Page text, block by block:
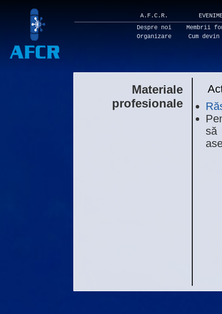
A.F.C.R.
Despre noi
Organizare
Membrii
Cum devin
Materiale
profesionale